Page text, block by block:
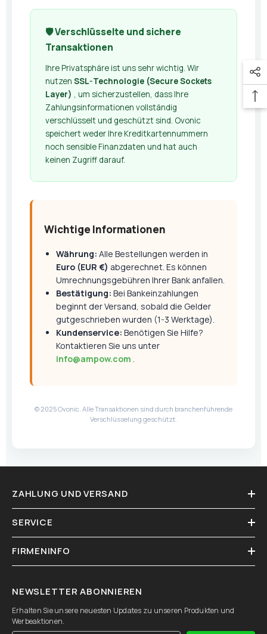
🛡️ Verschlüsselte und sichere
Transaktionen
Ihre Privatsphäre ist uns sehr wichtig. Wir
nutzen SSL-Technologie (Secure Sockets
Layer) , um sicherzustellen, dass Ihre
Zahlungsinformationen vollständig
verschlüsselt und geschützt sind. Ovonic
speichert weder Ihre Kreditkartennummern
noch sensible Finanzdaten und hat auch
keinen Zugriff darauf.
Wichtige Informationen
Währung: Alle Bestellungen werden in
Euro (EUR €) abgerechnet. Es können
Umrechnungsgebühren Ihrer Bank anfallen.
Bestätigung: Bei Bankeinzahlungen
beginnt der Versand, sobald die Gelder
gutgeschrieben wurden (1-3 Werktage).
Kundenservice: Benötigen Sie Hilfe?
Kontaktieren Sie uns unter
info@ampow.com .
© 2025 Ovonic. Alle Transaktionen sind durch branchenführende
Verschlüsselung geschützt.
ZAHLUNG UND VERSAND
SERVICE
FIRMENINFO
NEWSLETTER ABONNIEREN
Erhalten Sie unsere neuesten Updates zu unseren Produkten und
Werbeaktionen.